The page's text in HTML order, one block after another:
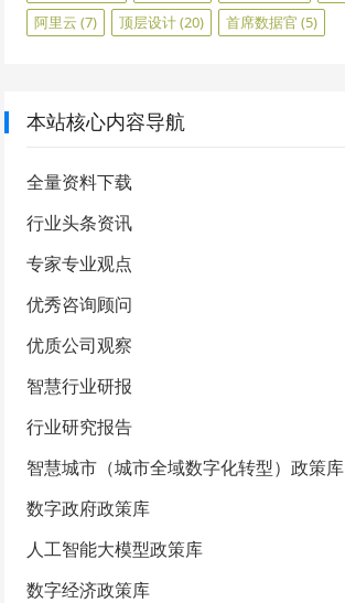
阿里云 (7) 顶层设计(20) 首席数据官 (5)
本站核心内容导航
全量资料下载
行业头条资讯
专家专业观点
优秀咨询顾问
优质公司观察
智慧行业研报
行业研究报告
智慧城市（城市全域数字化转型）政策库
数字政府政策库
人工智能大模型政策库
数字经济政策库